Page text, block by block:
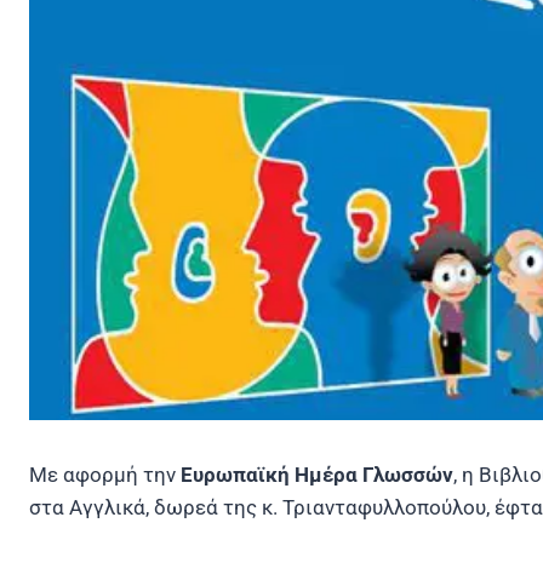
Με αφορμή την Ευρωπαϊκή Ημέρα Γλωσσών, η
στα Αγγλικά, δωρεά της κ. Τριανταφυλλοπούλου,